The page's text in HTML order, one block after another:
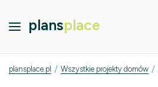
plansplace
plansplace.pl / Wszystkie projekty domów /